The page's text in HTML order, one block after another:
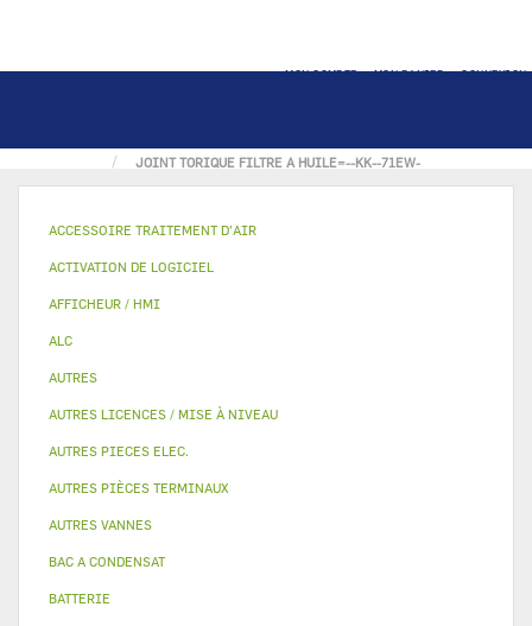
MON COMPTE MON PANIER CONNEXION
JOINT TORIQUE FILTRE A HUILE=--KK--71EW-
ACCESSOIRE TRAITEMENT D’AIR
ACTIVATION DE LOGICIEL
AFFICHEUR / HMI
ALC
AUTRES
AUTRES LICENCES / MISE À NIVEAU
AUTRES PIECES ELEC.
AUTRES PIÈCES TERMINAUX
AUTRES VANNES
BAC A CONDENSAT
BATTERIE